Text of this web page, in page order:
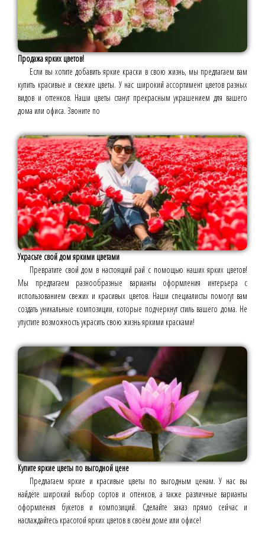
Продажа ярких цветов!
Если вы хотите добавить яркие краски в свою жизнь, мы предлагаем вам
купить красивые и свежие цветы. У нас широкий ассортимент цветов разных
видов и оттенков. Наши цветы станут прекрасным украшением для вашего
дома или офиса. Звоните по
Украсьте свой дом яркими цветами
Превратите свой дом в настоящий рай с помощью наших ярких цветов!
Мы предлагаем разнообразные варианты оформления интерьера с
использованием свежих и красивых цветов. Наши специалисты помогут вам
создать уникальные композиции, которые подчеркнут стиль вашего дома. Не
упустите возможность украсить свою жизнь яркими красками!
Купите яркие цветы по выгодной цене
Предлагаем яркие и красивые цветы по выгодным ценам. У нас вы
найдёте широкий выбор сортов и оттенков, а также различные варианты
оформления букетов и композиций. Сделайте заказ прямо сейчас и
наслаждайтесь красотой ярких цветов в своём доме или офисе!